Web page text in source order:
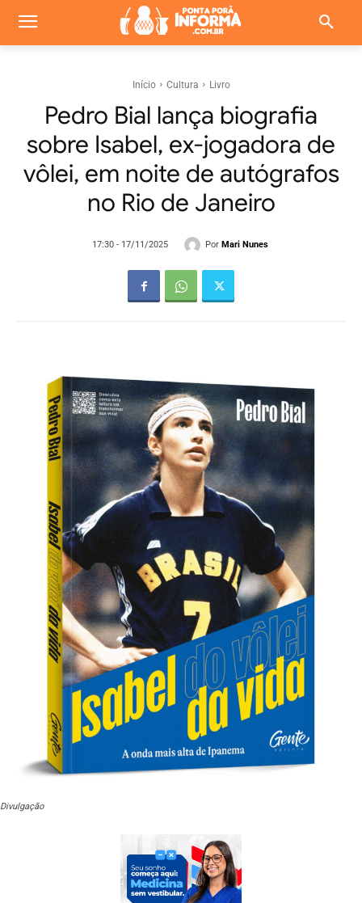
Início Cultura Livro
Pedro Bial lança biografia
sobre Isabel, ex-jogadora de
vôlei, em noite de autógrafos
no Rio de Janeiro
17:30 - 17/11/2025 Por Mari Nunes
Divulgação